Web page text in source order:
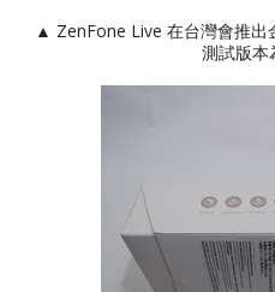
▲ ZenFone Live 在台灣會推出
測試版本